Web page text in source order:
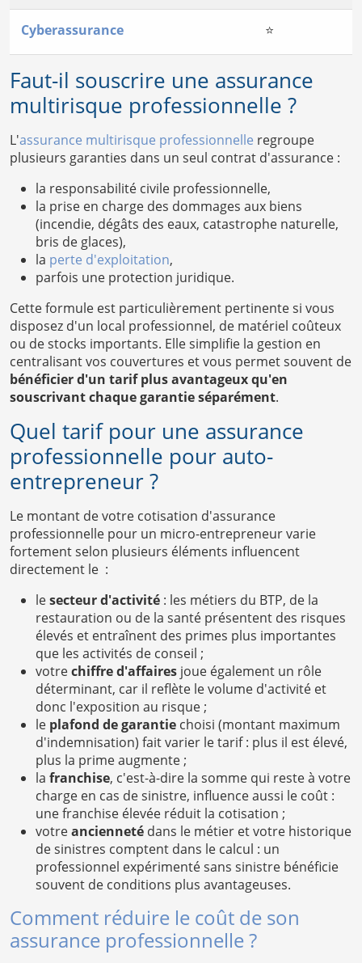
Cyberassurance ⭐
Faut-il souscrire une assurance
multirisque professionnelle ?
L'assurance multirisque professionnelle regroupe
plusieurs garanties dans un seul contrat d'assurance :
la responsabilité civile professionnelle,
la prise en charge des dommages aux biens
(incendie, dégâts des eaux, catastrophe naturelle,
bris de glaces),
la perte d'exploitation,
parfois une protection juridique.
Cette formule est particulièrement pertinente si vous
disposez d'un local professionnel, de matériel coûteux
ou de stocks importants. Elle simplifie la gestion en
centralisant vos couvertures et vous permet souvent de
bénéficier d'un tarif plus avantageux qu'en
souscrivant chaque garantie séparément.
Quel tarif pour une assurance
professionnelle pour auto-
entrepreneur ?
Le montant de votre cotisation d'assurance
professionnelle pour un micro-entrepreneur varie
fortement selon plusieurs éléments influencent
directement le :
lesecteur d'activité : les métiers du BTP, de la
restauration ou de la santé présentent des risques
élevés et entraînent des primes plus importantes
que les activités de conseil ;
votrechiffre d'affaires joue également un rôle
déterminant, car il reflète le volume d'activité et
donc l'exposition au risque ;
le plafond de garantie choisi (montant maximum
d'indemnisation) fait varier le tarif : plus il est élevé,
plus la prime augmente ;
la franchise, c'est-à-dire la somme qui reste à votre
charge en cas de sinistre, influence aussi le coût :
une franchise élevée réduit la cotisation ;
votreancienneté dans le métier et votre historique
de sinistres comptent dans le calcul : un
professionnel expérimenté sans sinistre bénéficie
souvent de conditions plus avantageuses.
Comment réduire le coût de son
assurance professionnelle ?